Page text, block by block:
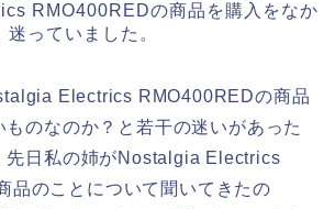
RMO400REDの商品を購入をなか
っていました。
Electrics RMO400REDの商品
ものなのか？と若干の迷いがあった
先日私の姉がNostalgia Electrics
品のことについて聞いてきたの